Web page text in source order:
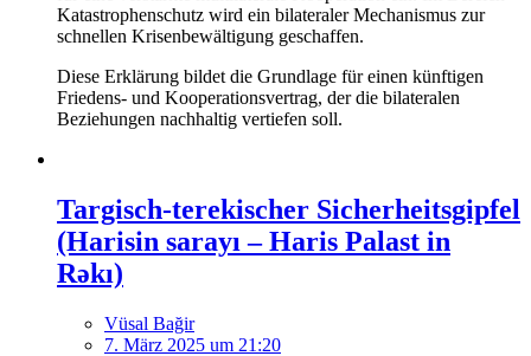
Katastrophenschutz wird ein bilateraler Mechanismus zur
schnellen Krisenbewältigung geschaffen.
Diese Erklärung bildet die Grundlage für einen künftigen
Friedens- und Kooperationsvertrag, der die bilateralen
Beziehungen nachhaltig vertiefen soll.
Targisch-terekischer Sicherheitsgipfel
(Harisin sarayı – Haris Palast in
Rəkı)
Vüsal Bağir
7. März 2025 um 21:20